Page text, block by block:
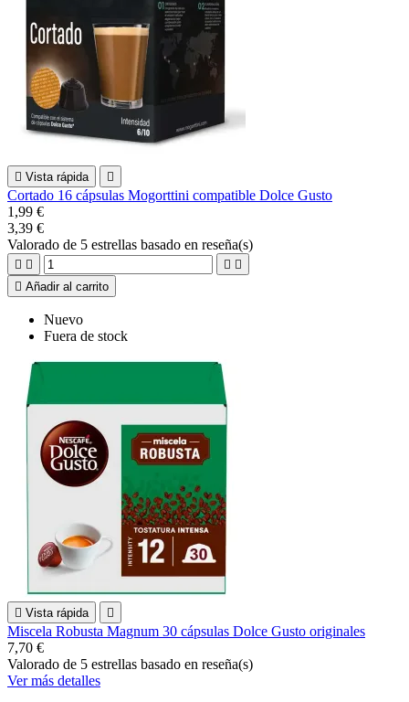
 Vista rápida 
Cortado 16 cápsulas Mogorttini compatible Dolce Gusto
1,99 €
3,39 €
Valorado de 5 estrellas basado en reseña(s)
   
 Añadir al carrito
Nuevo
Fuera de stock
 Vista rápida 
Miscela Robusta Magnum 30 cápsulas Dolce Gusto originales
7,70 €
Valorado de 5 estrellas basado en reseña(s)
Ver más detalles